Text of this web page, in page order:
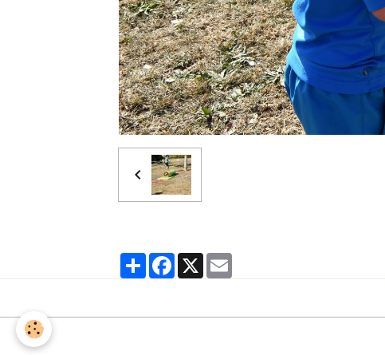
PartagerFacebook
X